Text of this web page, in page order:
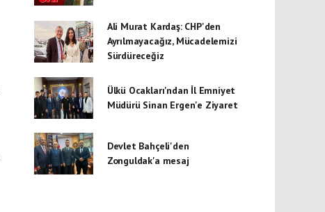
Ali Murat Kardaş: CHP'den
Ayrılmayacağız, Mücadelemizi
Sürdüreceğiz
Ülkü Ocakları'ndan İl Emniyet
Müdürü Sinan Ergen'e Ziyaret
Devlet Bahçeli'den
Zonguldak'a mesaj